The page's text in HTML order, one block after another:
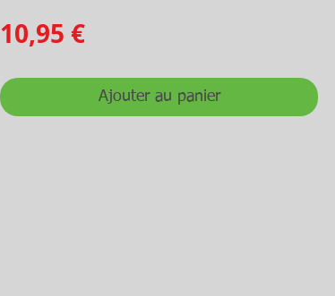
10,95 €Prix
Ajouter au panier